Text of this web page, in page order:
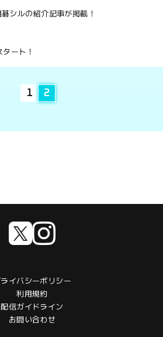
シルの紹介記事が掲載！
ート！
1 2
イバシーポリシー
利用規約
配信ガイドライン
お問い合わせ